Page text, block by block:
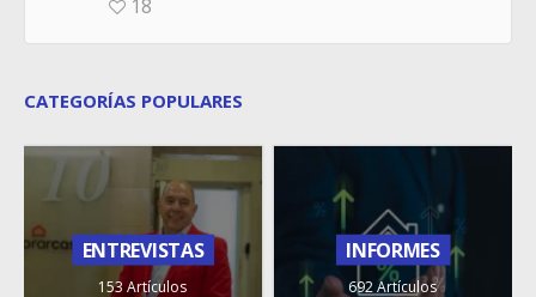
18
CATEGORÍAS POPULARES
ENTREVISTAS
153 Artículos
INFORMES
692 Artículos